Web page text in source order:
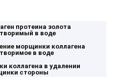
протеина золота
в воде
морщинки коллагена
в воде
коллагена в удалении
стороны